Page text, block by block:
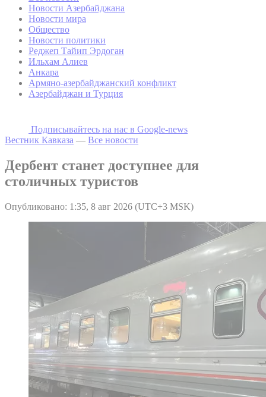
Новости Азербайджана
Новости мира
Общество
Новости политики
Реджеп Тайип Эрдоган
Ильхам Алиев
Анкара
Армяно-азербайджанский конфликт
Азербайджан и Турция
Подписывайтесь на наc в Google-news
Вестник Кавказа — Все новости
Дербент станет доступнее для
столичных туристов
Опубликовано: 1:35, 8 авг 2026 (UTC+3 MSK)